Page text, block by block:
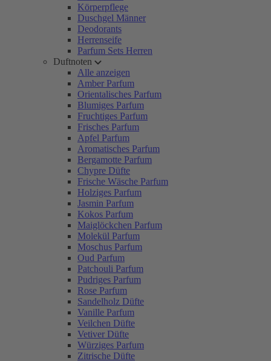
Körperpflege
Duschgel Männer
Deodorants
Herrenseife
Parfum Sets Herren
Duftnoten
Alle anzeigen
Amber Parfum
Orientalisches Parfum
Blumiges Parfum
Fruchtiges Parfum
Frisches Parfum
Apfel Parfum
Aromatisches Parfum
Bergamotte Parfum
Chypre Düfte
Frische Wäsche Parfum
Holziges Parfum
Jasmin Parfum
Kokos Parfum
Maiglöckchen Parfum
Molekül Parfum
Moschus Parfum
Oud Parfum
Patchouli Parfum
Pudriges Parfum
Rose Parfum
Sandelholz Düfte
Vanille Parfum
Veilchen Düfte
Vetiver Düfte
Würziges Parfum
Zitrische Düfte